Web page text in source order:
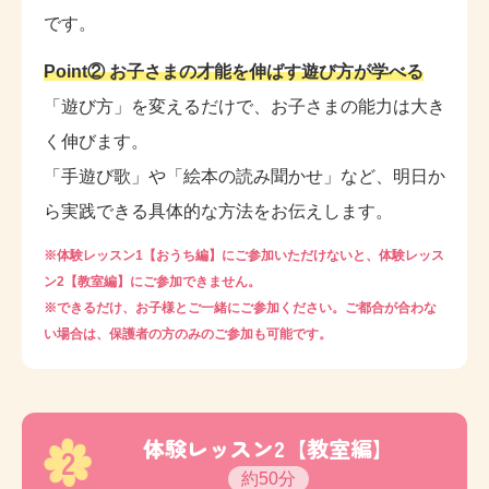
です。
Point② お子さまの才能を伸ばす遊び方が学べる
「遊び方」を変えるだけで、お子さまの能力は大き
く伸びます。
「手遊び歌」や「絵本の読み聞かせ」など、明日か
ら実践できる具体的な方法をお伝えします。
※体験レッスン1【おうち編】にご参加いただけないと、体験レッス
ン2【教室編】にご参加できません。
※できるだけ、お子様とご一緒にご参加ください。ご都合が合わな
い場合は、保護者の方のみのご参加も可能です。
2 体験レッスン2【教室編】
約50分